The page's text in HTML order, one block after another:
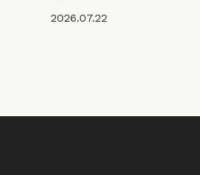
2026.07.22